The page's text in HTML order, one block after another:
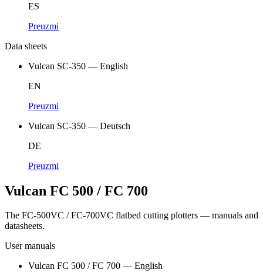
ES
Preuzmi
Data sheets
Vulcan SC-350 — English
EN
Preuzmi
Vulcan SC-350 — Deutsch
DE
Preuzmi
Vulcan FC 500 / FC 700
The FC-500VC / FC-700VC flatbed cutting plotters — manuals and
datasheets.
User manuals
Vulcan FC 500 / FC 700 — English